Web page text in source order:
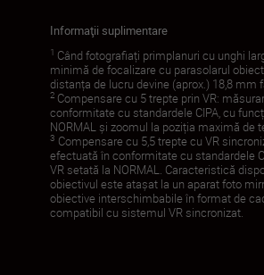
Informaţii suplimentare
1 Când fotografiați primplanuri cu unghi
minimă de focalizare cu parasolarul
distanța de lucru devine (aprox.) 18,8 mm
2 Compensare cu 5 trepte prin VR:
conformitate cu standardele CIPA, cu
NORMAL și zoomul la poziția maximă de
3 Compensare cu 5,5 trepte cu VR
efectuată în conformitate cu standardele
VR setată la NORMAL. Caracteristică
obiectivul este atașat la un aparat foto
obiective interschimbabile în format de
compatibil cu sistemul VR sincronizat.